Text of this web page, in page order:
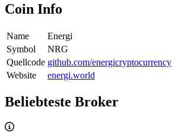
Coin Info
Name
Energi
Symbol
NRG
Quellcode github.com/energicryptocurrency
Website
energi.world
Beliebteste Broker